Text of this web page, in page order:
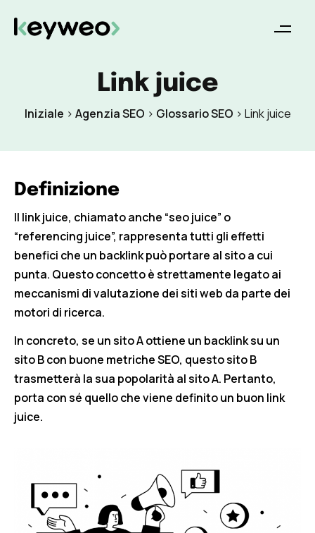
Link juice
Iniziale > Agenzia SEO > Glossario SEO > Link juice
Definizione
Il link juice, chiamato anche “seo juice” o
“referencing juice”, rappresenta tutti gli effetti
benefici che un backlink può portare al sito a cui
punta. Questo concetto è strettamente legato ai
meccanismi di valutazione dei siti web da parte dei
motori di ricerca.
In concreto, se un sito A ottiene un backlink su un
sito B con buone metriche SEO, questo sito B
trasmetterà la sua popolarità al sito A. Pertanto,
porta con sé quello che viene definito un buon link
juice.